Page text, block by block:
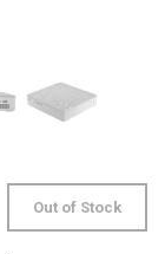
Out of Stock